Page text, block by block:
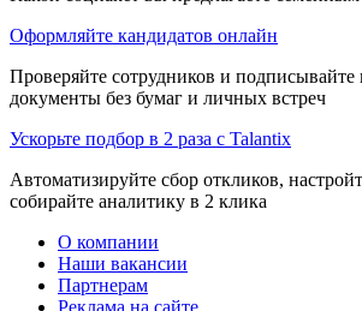
Оформляйте кандидатов онлайн
Проверяйте сотрудников и подписывайте
документы без бумаг и личных встреч
Ускорьте подбор в 2 раза с Talantix
Автоматизируйте сбор откликов,
собирайте аналитику в 2 клика
О компании
Наши вакансии
Партнерам
Реклама на сайте